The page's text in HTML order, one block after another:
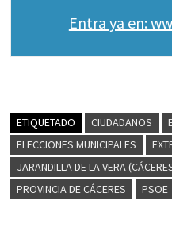
Entra ya en:
ETIQUETADO CIUDADANOS
ELECCIONES MUNICIPALES
JARANDILLA DE LA VERA
PROVINCIA DE CÁCERES
PSOE